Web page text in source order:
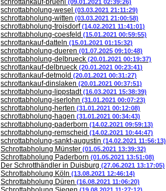
schrottankauf-bruehl (09.01.2021 02:39:26)
schrottabholung-wesel (03.03.2021 21:11:29)
schrottabholung-witten (03.03.2021 21:00:58)
schrottabholung-troisdorf(14.02.2021 11:41:01)
schrottabholung-coesfeld (15.01.2021 00:59:55)
schrottankauf-datteln (15.01.2021 01:15:32)
schrottabholung-dueren (01.07.2025 09:10:48)
schrottabholung-delbrueck (20.01.2021 00:19:37)
schrottankauf-delbrueck (20.01.2021 00:23:41)
schrottankauf-detmold (20.01.2021 00:31:27)
schrottankauf-dinslaken (20.01.2021 00:37:51)
schrottabholung-lippstadt(16.03.2021 15:38:39)
schrottabholung-iserlohn (31.01.2021 00:07:23)
schrottabholung-herten (31.01.2021 00:12:08)
schrottabholung-hagen (31.01.2021 00:34:43)
schrottabholung-paderborn (14.02.2021 09:59:13)
schrottabholung-remscheid (14.02.2021 10:44:47)
schrottabholung-sankt-augustin (14.02.2021 11:56:13)
Schrottabholung Münster (01.05.2021 13:39:32)
Schrottabholung Paderborn (01.05.2021 13:51:08)
Der Schrotthändler in Duisburg (27.06.2021 13:17:05)
Schrottabholung Köln (13.08.2021 12:46:14)
Schrottabholung Düren (16.08.2021 11:06:20)